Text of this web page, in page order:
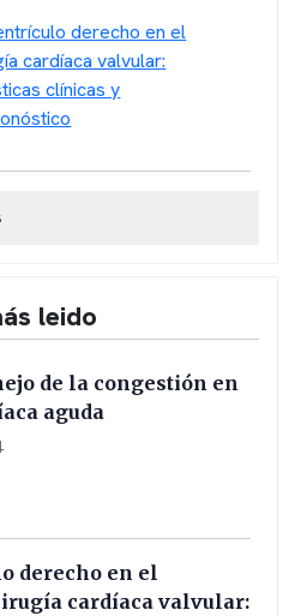
derecho en el
cardíaca valvular:
clínicas y
leido
de la congestión en
aguda
derecho en el
cardíaca valvular: